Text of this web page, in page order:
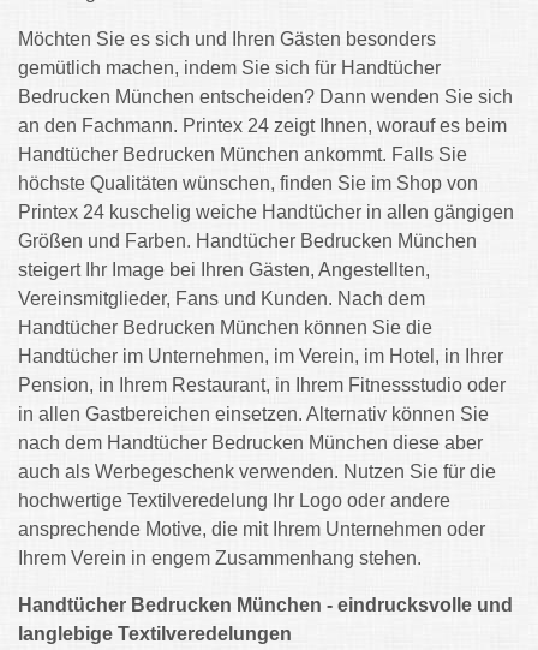
Möchten Sie es sich und Ihren Gästen besonders
gemütlich machen, indem Sie sich für Handtücher
Bedrucken München entscheiden? Dann wenden Sie sich
an den Fachmann. Printex 24 zeigt Ihnen, worauf es beim
Handtücher Bedrucken München ankommt. Falls Sie
höchste Qualitäten wünschen, finden Sie im Shop von
Printex 24 kuschelig weiche Handtücher in allen gängigen
Größen und Farben. Handtücher Bedrucken München
steigert Ihr Image bei Ihren Gästen, Angestellten,
Vereinsmitglieder, Fans und Kunden. Nach dem
Handtücher Bedrucken München können Sie die
Handtücher im Unternehmen, im Verein, im Hotel, in Ihrer
Pension, in Ihrem Restaurant, in Ihrem Fitnessstudio oder
in allen Gastbereichen einsetzen. Alternativ können Sie
nach dem Handtücher Bedrucken München diese aber
auch als Werbegeschenk verwenden. Nutzen Sie für die
hochwertige Textilveredelung Ihr Logo oder andere
ansprechende Motive, die mit Ihrem Unternehmen oder
Ihrem Verein in engem Zusammenhang stehen.
Handtücher Bedrucken München - eindrucksvolle und
langlebige Textilveredelungen